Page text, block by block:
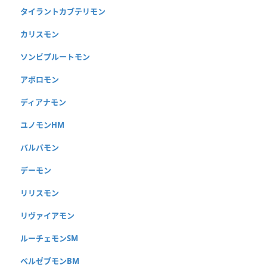
タイラントカブテリモン
カリスモン
ソンビプルートモン
アポロモン
ディアナモン
ユノモンHM
バルバモン
デーモン
リリスモン
リヴァイアモン
ルーチェモンSM
ベルゼブモンBM